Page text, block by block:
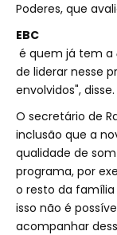
Poderes, que
EBC
é quem já tem a
de liderar nesse
envolvidos", disse.
O secretário de
inclusão que a
qualidade de
programa, por
o resto da
isso não é
acompanhar